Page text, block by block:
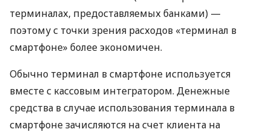
терминалах, предоставляемых банками) —
поэтому с точки зрения расходов «терминал в
смартфоне» более экономичен.
Обычно терминал в смартфоне используется
вместе с кассовым интегратором. Денежные
средства в случае использования терминала в
смартфоне зачисляются на счет клиента на